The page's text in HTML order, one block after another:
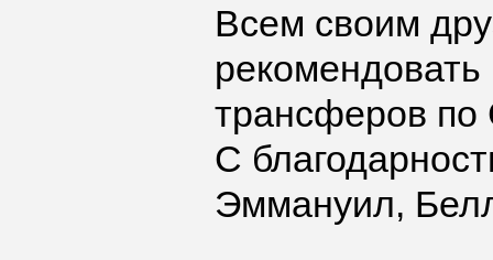
Всем своим
трансферов по
С
Эммануил,